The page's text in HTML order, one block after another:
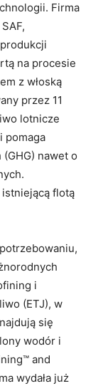
Firma
na procesie
z włoską
przez 11
lotnicze
pomaga
nawet o
flotą
i
(ETJ), w
się
wodór i
and
wydała już